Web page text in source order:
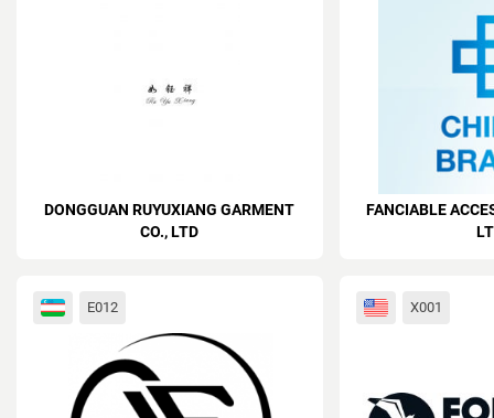
DONGGUAN RUYUXIANG GARMENT
CO., LTD
FANCIABLE
E012 X001